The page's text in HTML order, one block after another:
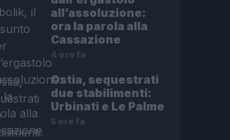
all’assoluzione:
ora la parola alla
Cassazione
4 ore fa
Ostia, sequestrati
due stabilimenti:
Urbinati e Le Palme
5 ore fa